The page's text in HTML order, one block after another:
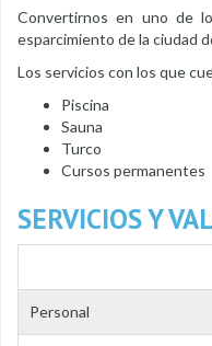
Convertirnos en uno de
esparcimiento de la ciudad
Los servicios con los que
Piscina
Sauna
Turco
Cursos permanentes
SERVICIOS Y
Personal